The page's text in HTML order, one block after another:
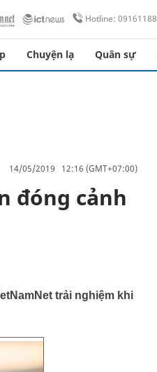
Hotline:
Chuyện lạ Quân sự
14/05/2019 12:16 (GMT+07:00)
đóng cảnh
trải nghiệm khi